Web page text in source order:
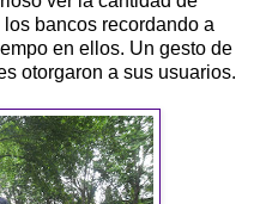
bancos recordando a
en ellos. Un gesto de
otorgaron a sus usuarios.